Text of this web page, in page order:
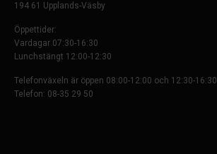
194 61 Upplands-Väsby
Öppettider:
Vardagar 07:30-16:30
Lunchstängt 12:00-12:30
Telefonväxeln är öppen 08:00-12:00 och 12:30-16:30
Telefon: 08-35 29 50